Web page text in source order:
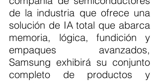
de la industria que ofrece una
solución de IA total que abarca
memoria, lógica, fundición y
empaques avanzados,
Samsung exhibirá su conjunto
completo de productos y